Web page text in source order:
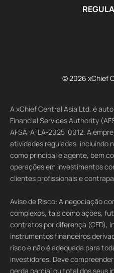
© 2026 xChief
A xChief Central Asia Ltd. é
Financial Services Authority
AFSA-A-LA-2025-0012. A
atividades reguladas, incluindo
como principal e agente, bem
operações em investimentos
clientes profissionais e
Aviso de Risco: A negociação
complexos, tais como ações,
contratos por diferença (CFD),
instrumentos financeiros
risco e não é adequada para
investidores. Deve
perda parcial ou total dos seus